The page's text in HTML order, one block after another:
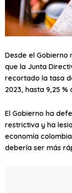
Desde el Gobierno
que la Junta
recortado la tasa
2023, hasta 9,25 %
El Gobierno ha
restrictiva y ha
economía
debería ser más